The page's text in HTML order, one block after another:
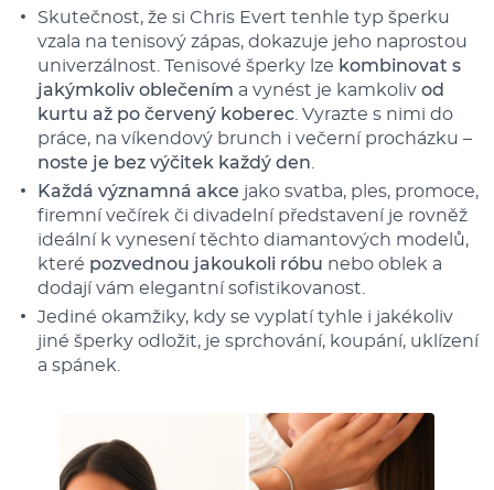
Skutečnost, že si Chris Evert tenhle typ šperku
vzala na tenisový zápas, dokazuje jeho naprostou
univerzálnost. Tenisové šperky lze kombinovat s
jakýmkoliv oblečením a vynést je kamkoliv od
kurtu až po červený koberec . Vyrazte s nimi do
práce, na víkendový brunch i večerní procházku –
noste je bez výčitek každý den
Každá významná akce jako svatba, ples, promoce,
firemní večírek či divadelní představení je rovněž
ideální k vynesení těchto diamantových modelů,
které pozvednou jakoukoli róbu nebo oblek a
dodají vám elegantní sofistikovanost.
Jediné okamžiky, kdy se vyplatí tyhle i jakékoliv
jiné šperky odložit, je sprchování, koupání, uklízení
a spánek.